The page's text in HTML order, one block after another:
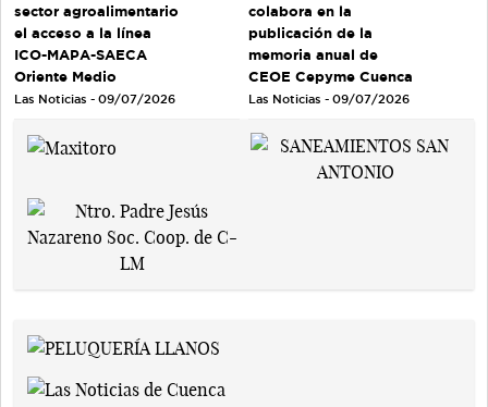
sector agroalimentario
el acceso a la línea
ICO-MAPA-SAECA
Oriente Medio
Las Noticias - 09/07/2026
colabora en la
publicación de la
memoria anual de
CEOE Cepyme Cuenca
Las Noticias - 09/07/2026